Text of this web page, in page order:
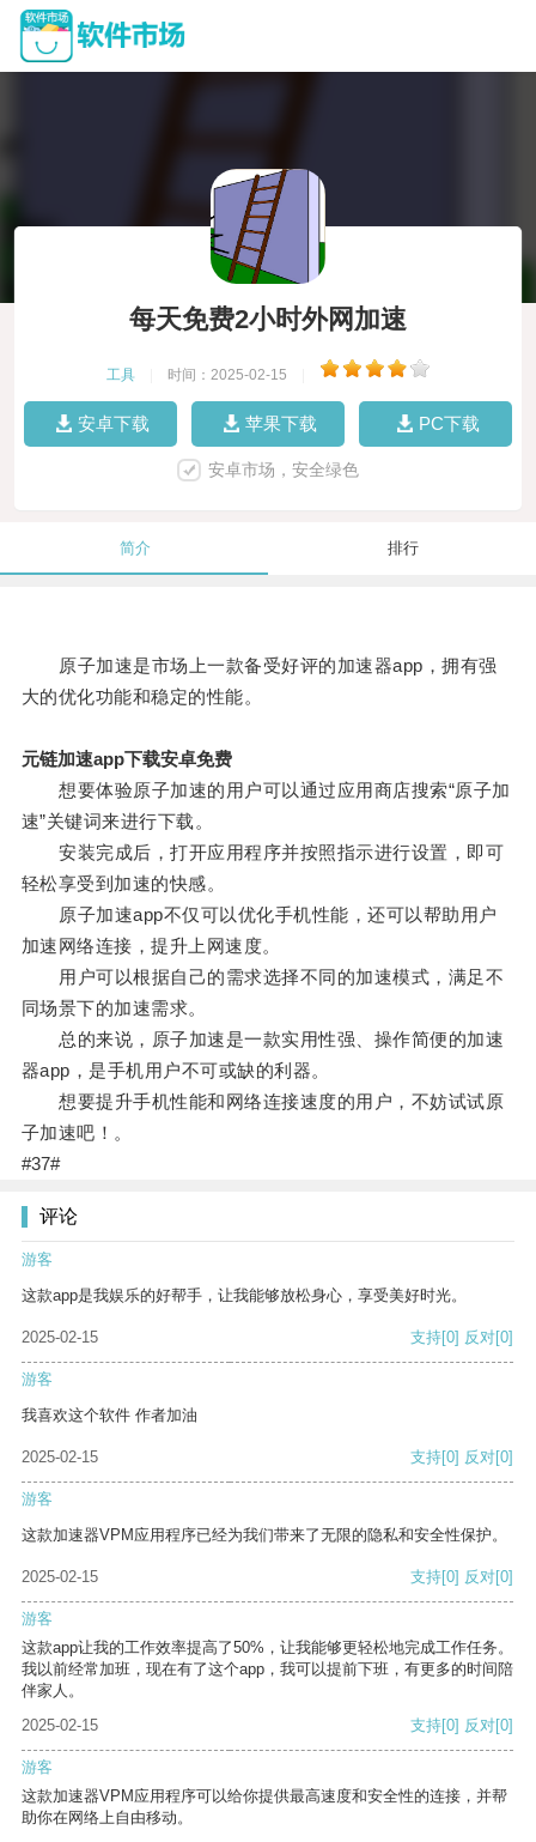
每天免费2小时外网加速
工具 时间：2025-02-15
安卓下载 苹果下载 PC下载
安卓市场，安全绿色
简介 排行
原子加速是市场上一款备受好评的加速器app，拥有强
大的优化功能和稳定的性能。
元链加速app下载安卓免费
想要体验原子加速的用户可以通过应用商店搜索“原子加
速”关键词来进行下载。
安装完成后，打开应用程序并按照指示进行设置，即可
轻松享受到加速的快感。
原子加速app不仅可以优化手机性能，还可以帮助用户
加速网络连接，提升上网速度。
用户可以根据自己的需求选择不同的加速模式，满足不
同场景下的加速需求。
总的来说，原子加速是一款实用性强、操作简便的加速
器app，是手机用户不可或缺的利器。
想要提升手机性能和网络连接速度的用户，不妨试试原
子加速吧！。
#37#
评论
游客
这款app是我娱乐的好帮手，让我能够放松身心，享受美好时光。
2025-02-15 支持[0] 反对[0]
游客
我喜欢这个软件 作者加油
2025-02-15 支持[0] 反对[0]
游客
这款加速器VPM应用程序已经为我们带来了无限的隐私和安全性保护。
2025-02-15 支持[0] 反对[0]
游客
这款app让我的工作效率提高了50%，让我能够更轻松地完成工作任务。
我以前经常加班，现在有了这个app，我可以提前下班，有更多的时间陪
伴家人。
2025-02-15
支持[0] 反对[0]
游客
这款加速器VPM应用程序可以给你提供最高速度和安全性的连接，并帮
助你在网络上自由移动。